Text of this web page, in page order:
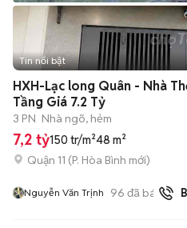
Tin nổi bật
HXH-Lạc long Quân - Nhà
Tầng Giá 7.2 Tỷ
3 PN Nhà ngõ, hẻm
7,2 tỷ150 tr/m²48 m²
Quận 11 (P. Hòa Bình mới)
Nguyễn Văn Trịnh 96 đã bán